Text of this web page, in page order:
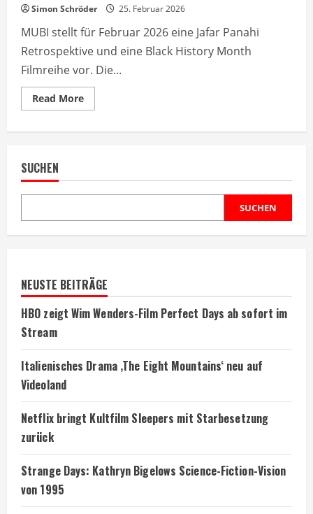
Simon Schröder 25. Februar 2026
MUBI stellt für Februar 2026 eine Jafar Panahi
Retrospektive und eine Black History Month
Filmreihe vor. Die...
Read MoreRead
more
Februar
2026
SUCHEN
SUCHEN
NEUSTE BEITRÄGE
HBO zeigt Wim Wenders-Film Perfect Days ab sofort im
Stream
Italienisches Drama ‚The Eight Mountains‘ neu auf
Videoland
Netflix bringt Kultfilm Sleepers mit Starbesetzung
zurück
Strange Days: Kathryn Bigelows Science-Fiction-Vision
von 1995